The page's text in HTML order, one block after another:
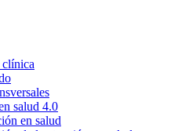
clínica
salud 4.0
en salud